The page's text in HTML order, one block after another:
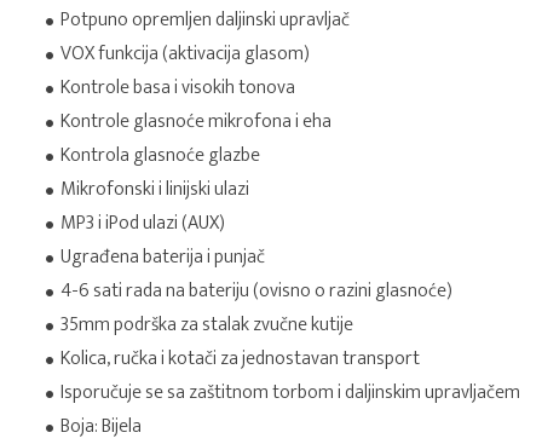
Potpuno opremljen daljinski upravljač
VOX funkcija (aktivacija glasom)
Kontrole basa i visokih tonova
Kontrole glasnoće mikrofona i eha
Kontrola glasnoće glazbe
Mikrofonski i linijski ulazi
MP3 i iPod ulazi (AUX)
Ugrađena baterija i punjač
4-6 sati rada na bateriju (ovisno o razini glasnoće)
35mm podrška za stalak zvučne kutije
Kolica, ručka i kotači za jednostavan transport
Isporučuje se sa zaštitnom torbom i daljinskim upravljačem
Boja: Bijela